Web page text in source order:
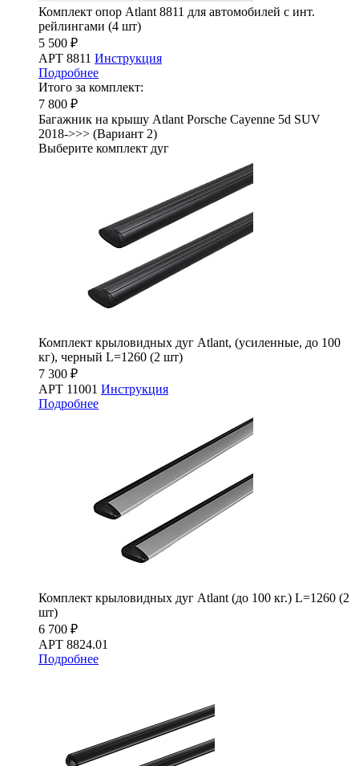
Комплект опор Atlant 8811 для автомобилей с инт.
рейлингами (4 шт)
5 500 ₽
АРТ 8811 Инструкция
Подробнее
Итого за комплект:
7 800 ₽
Багажник на крышу Atlant Porsche Cayenne 5d SUV
2018->>> (Вариант 2)
Выберите комплект дуг
Комплект крыловидных дуг Atlant, (усиленные, до 100
кг), черный L=1260 (2 шт)
7 300 ₽
АРТ 11001 Инструкция
Подробнее
Комплект крыловидных дуг Atlant (до 100 кг.) L=1260 (2
шт)
6 700 ₽
АРТ 8824.01
Подробнее